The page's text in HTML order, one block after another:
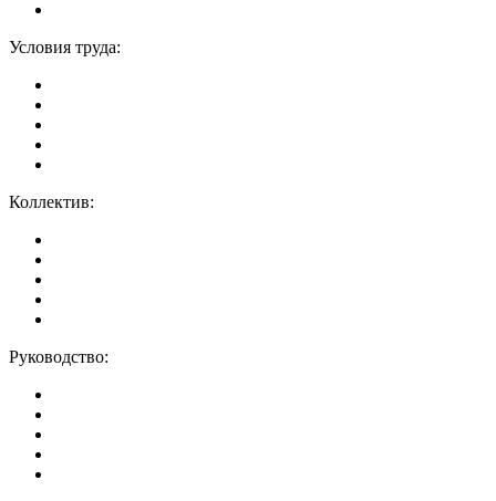
Условия труда:
Коллектив:
Руководство: